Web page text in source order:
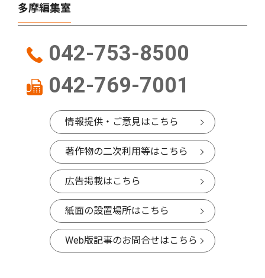
多摩編集室
042-753-8500
042-769-7001
情報提供・ご意見はこちら
著作物の二次利用等はこちら
広告掲載はこちら
紙面の設置場所はこちら
Web版記事のお問合せはこちら